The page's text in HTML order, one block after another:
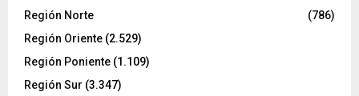
Región Norte
(786)
Región Oriente (2.529)
Región Poniente (1.109)
Región Sur (3.347)